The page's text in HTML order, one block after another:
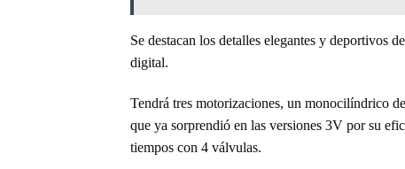
Se destacan los detalles elegantes y deportivos
digital.
Tendrá tres motorizaciones, un monocilíndrico
que ya sorprendió en las versiones 3V por su
tiempos con 4 válvulas.